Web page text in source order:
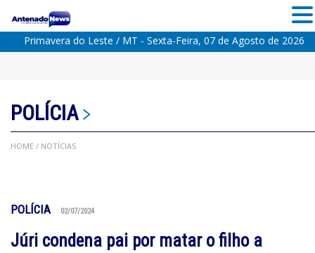
Primavera do Leste / MT - Sexta-Feira, 07 de Agosto de 2026
POLÍCIA
HOME / NOTÍCIAS
POLÍCIA 02/07/2024
Júri condena pai por matar o filho a